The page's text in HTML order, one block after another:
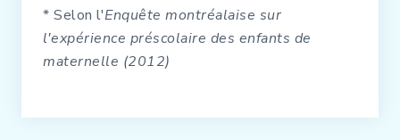
* Selon l'Enquête montréalaise sur
l'expérience préscolaire des enfants de
maternelle (2012)